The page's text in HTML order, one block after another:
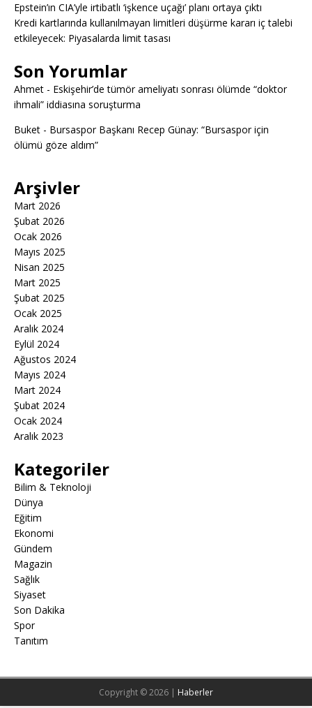
Epstein’ın CIA’yle irtibatlı ‘işkence uçağı’ planı ortaya çıktı
Kredi kartlarında kullanılmayan limitleri düşürme kararı iç talebi
etkileyecek: Piyasalarda limit tasası
Son Yorumlar
Ahmet - Eskişehir’de tümör ameliyatı sonrası ölümde “doktor
ihmali” iddiasına soruşturma
Buket - Bursaspor Başkanı Recep Günay: “Bursaspor için
ölümü göze aldım”
Arşivler
Mart 2026
Şubat 2026
Ocak 2026
Mayıs 2025
Nisan 2025
Mart 2025
Şubat 2025
Ocak 2025
Aralık 2024
Eylül 2024
Ağustos 2024
Mayıs 2024
Mart 2024
Şubat 2024
Ocak 2024
Aralık 2023
Kategoriler
Bilim & Teknoloji
Dünya
Eğitim
Ekonomi
Gündem
Magazin
Sağlık
Siyaset
Son Dakika
Spor
Tanıtım
Copyright © 2026 | Haberler